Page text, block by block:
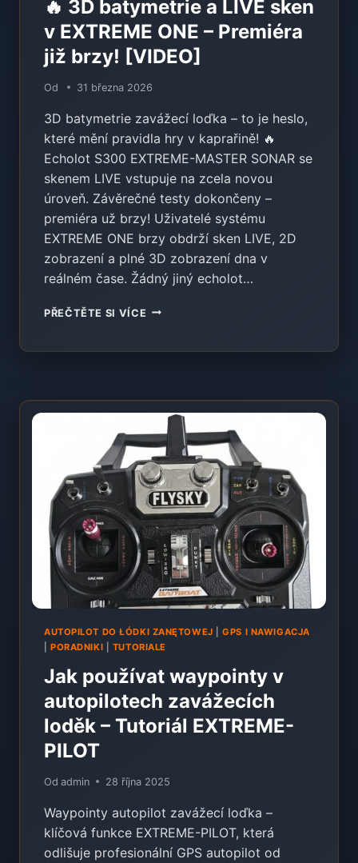
🔥 3D batymetrie a LIVE sken
v EXTREME ONE – Premiéra
již brzy! [VIDEO]
Od 31 března 2026
3D batymetrie zavážecí loďka – to je heslo,
které mění pravidla hry v kaprařině! 🔥
Echolot S300 EXTREME-MASTER SONAR se
skenem LIVE vstupuje na zcela novou
úroveň. Závěrečné testy dokončeny –
premiéra už brzy! Uživatelé systému
EXTREME ONE brzy obdrží sken LIVE, 2D
zobrazení a plné 3D zobrazení dna v
reálném čase. Žádný jiný echolot…
PŘEČTĚTE SI VÍCE 🔥
EXTREME
ONE
–
PREMIÉRA
JIŽ
BRZY!
[VIDEO]
AUTOPILOT DO ŁÓDKI ZANĘTOWEJ |GPS I NAWIGACJA
|PORADNIKI TUTORIALE
Jak používat waypointy v
autopilotech zavážecích
loděk – Tutoriál EXTREME-
PILOT
Od admin 28 října 2025
Waypointy autopilot zavážecí loďka –
klíčová funkce EXTREME-PILOT, která
odlišuje profesionální GPS autopilot od